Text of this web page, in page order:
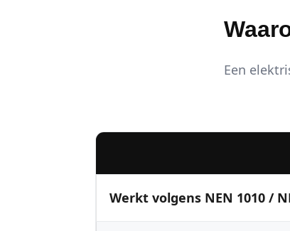
Een
Werkt volgens NEN 1010 /